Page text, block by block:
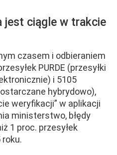
jest ciągle w trakcie
czasem i odbieraniem
PURDE (przesyłki
i 5105
hybrydowo),
weryfikacji” w aplikacji
ministerstwo, błędy
1 proc. przesyłek